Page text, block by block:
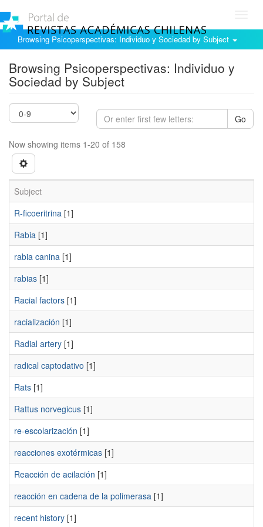
Browsing Psicoperspectivas: Individuo y Sociedad by Subject
Browsing Psicoperspectivas: Individuo y
Sociedad by Subject
Go
Now showing items 1-20 of 158
Subject
R-ficoeritrina [1]
Rabia [1]
rabia canina [1]
rabias [1]
Racial factors [1]
racialización [1]
Radial artery [1]
radical captodativo [1]
Rats [1]
Rattus norvegicus [1]
re-escolarización [1]
reacciones exotérmicas [1]
Reacción de acilación [1]
reacción en cadena de la polimerasa [1]
recent history [1]